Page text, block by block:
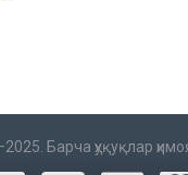
Барча ҳуқуқлар